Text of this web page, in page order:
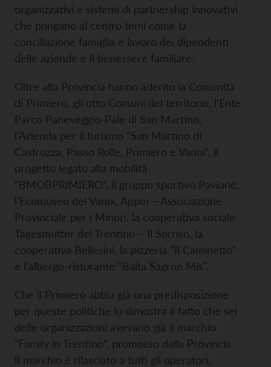
organizzativi e sistemi di partnership innovativi
che pongano al centro temi come la
conciliazione famiglia e lavoro dei dipendenti
delle aziende e il benessere familiare.
Oltre alla Provincia hanno aderito la Comunità
di Primiero, gli otto Comuni del territorio, l’Ente
Parco Paneveggio-Pale di San Martino,
l’Azienda per il turismo “San Martino di
Castrozza, Passo Rolle, Primiero e Vanoi”, il
progetto legato alla mobilità
“BMOBPRIMIERO”, il gruppo sportivo Pavione,
l’Ecomuseo del Vanoi, Appm – Associazione
Provinciale per i Minori, la cooperativa sociale
Tagesmutter del Trentino – Il Sorriso, la
cooperativa Bellesini, la pizzeria “Il Caminetto”
e l’albergo-ristorante "Baita Sagron Mis".
Che il Primiero abbia già una predisposizione
per queste politiche lo dimostra il fatto che sei
delle organizzazioni avevano già il marchio
“Family in Trentino”, promosso dalla Provincia.
Il marchio è rilasciato a tutti gli operatori,